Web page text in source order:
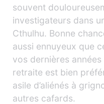
souvent
investigateurs dans
Cthulhu. Bonne
aussi ennuyeux que
vos dernières
retraite est bien
asile d’aliénés à
autres cafards.